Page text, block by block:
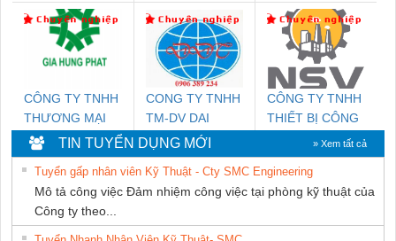
DỊCH VỤ XNK
PHƯƠNG NAM
TIẾN HƯNG
CÔNG TY TNHH
THƯƠNG MẠI
DỊCH VỤ KỸ
THUẬT ĐIỆN CƠ
GIA HƯNG PHÁT
CONG TY TNHH
TM-DV DAI
DONG THANH
CÔNG TY TNHH
THIẾT BỊ CÔNG
NGHIỆP NIHON
SETSUBI VIỆT
NAM
TIN TUYỂN DỤNG MỚI » Xem tất cả
Tuyển gấp nhân viên Kỹ Thuật - Cty SMC Engineering
Mô tả công việc Đảm nhiệm công việc tại phòng kỹ thuật của
Công ty theo...